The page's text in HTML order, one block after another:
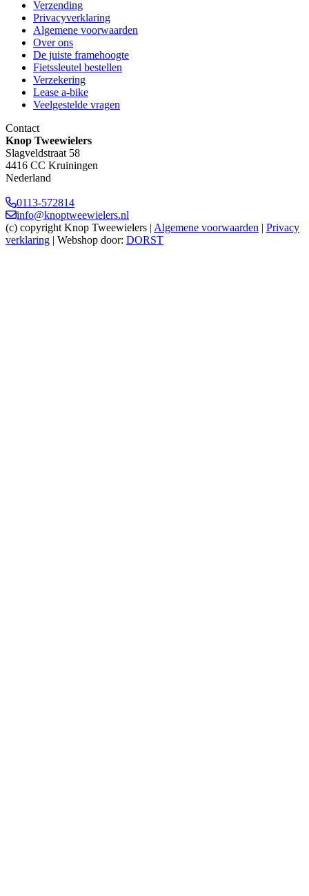
Verzending
Privacyverklaring
Algemene voorwaarden
Over ons
De juiste framehoogte
Fietssleutel bestellen
Verzekering
Lease a-bike
Veelgestelde vragen
Contact
Knop Tweewielers
Slagveldstraat 58
4416 CC Kruiningen
Nederland
0113-572814
info@knoptweewielers.nl
(c) copyright Knop Tweewielers | Algemene voorwaarden | Privacy
verklaring | Webshop door: DORST